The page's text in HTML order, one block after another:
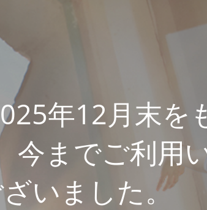
年12月末を
今までご利用
いました。